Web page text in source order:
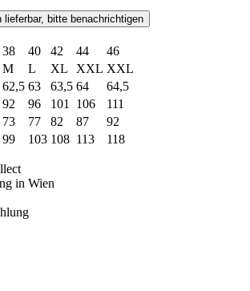
lieferbar, bitte benachrichtigen
38 40 42 44
46
M L XL XXL XXL
62,5 63 63,5 64
64,5
92 96 101 106
111
73 77 82 87
92
99 103 108 113 118
in Wien